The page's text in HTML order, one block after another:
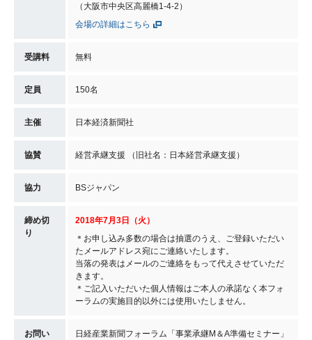
（大阪市中央区高麗橋1-4-2）
会場の詳細はこちら
受講料 無料
定員 150名
主催 日本経済新聞社
協賛 経営承継支援 （旧社名：日本経営承継支援）
協力 BSジャパン
締め切
り
2018年7月3日（火）
＊お申し込み多数の場合は抽選のうえ、ご登録いただい
たメールアドレス宛にご連絡いたします。
当落の発表はメールのご連絡をもって代えさせていただ
きます。
＊ご記入いただいた個人情報はご本人の承諾なく本フォ
ーラムの実施目的以外には使用いたしません。
お問い
日経産業新聞フォーラム「事業承継M＆A準備セミナー」